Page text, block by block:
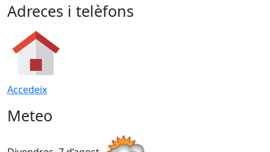
Adreces i telèfons
Accedeix
Meteo